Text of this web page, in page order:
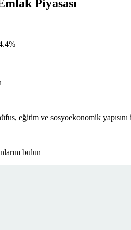
Piyasası
%
eğitim ve sosyoekonomik
bulun